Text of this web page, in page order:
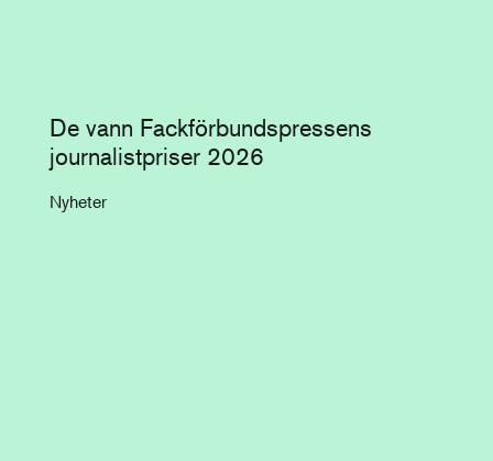
De vann Fackförbundspressens
journalistpriser 2026
Nyheter